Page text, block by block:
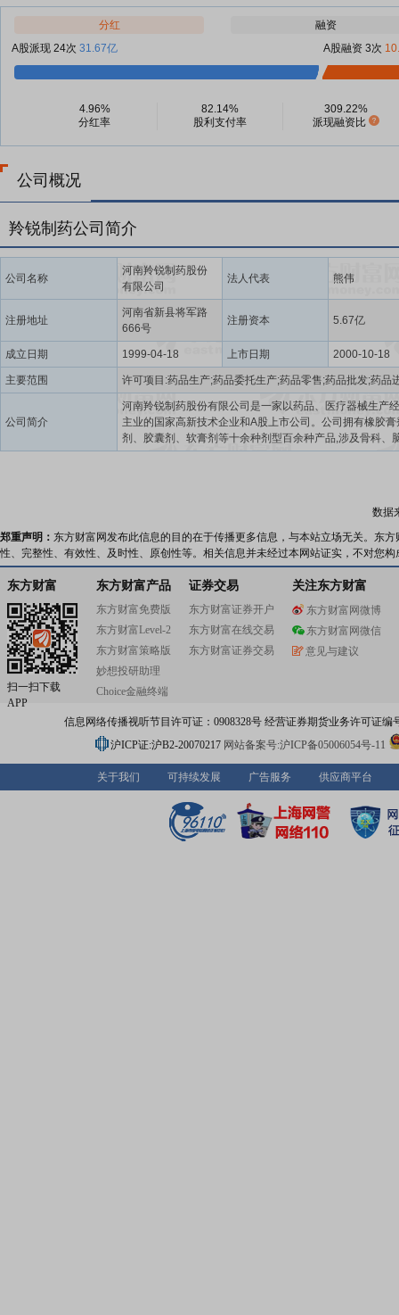
分红
融资
A股派现 24次 31.67亿 A股融资 3次
4.96%
分红率
82.14%
股利支付率
309.22%
派现融资比
公司概况
羚锐制药公司简介
公司名称
河南羚锐制药股份
有限公司
法人代表 熊伟
注册地址
河南省新县将军路
666号
注册资本 5.67亿
成立日期 1999-04-18 上市日期 2000-10-18
主要范围
公司简介
河南羚锐制药股份有限公司是一家以药品、医疗器械生产
主业的国家高新技术企业和A股上市公司。公司拥有橡胶膏
剂、胶囊剂、软膏剂等十余种剂型百余种产品,涉及骨科、
科、呼吸科、麻醉科、皮肤科等领域,其中“两只老虎”系列
理念,努力推进企业智能化和绿色化升级,构建低碳精益生产
建成制造工艺和技术国内领先的外用贴膏剂生产基地和口
产基地,全资子公司羚锐医药搭建了覆盖全国的销售渠道和
络。公司创建了国家级企业技术中心、河南省经皮给药重
室、河南省中药现代化产业研究院、中原学者工作站、博
发、仿制药研制、大品种二次开发。公司先后被认定为“国
工厂”“国家技术创新示范企业”、国家级“智能制造示范工厂
省创新龙头企业”,获授“中国质量奖提名奖”和“河南省长质量
数据
郑重声明： 东方财富网发布此信息的目的在于传播更多信息，与本站立场无关。东
性、完整性、有效性、及时性、原创性等。相关信息并未经过本网站证实，不对您
东方财富
扫一扫下载
APP
东方财富产品
东方财富免费版
东方财富Level-2
东方财富策略版
妙想投研助理
Choice金融终端
证券交易
东方财富证券开户
东方财富在线交易
东方财富证券交易
关注东方财富
东方财富网微博
东方财富网微信
意见与建议
信息网络传播视听节目许可证：0908328号 经营证券期货业务许可证编
沪ICP证:沪B2-20070217 网站备案号:沪ICP备05006054号-11
关于我们 可持续发展 广告服务 供应商平台